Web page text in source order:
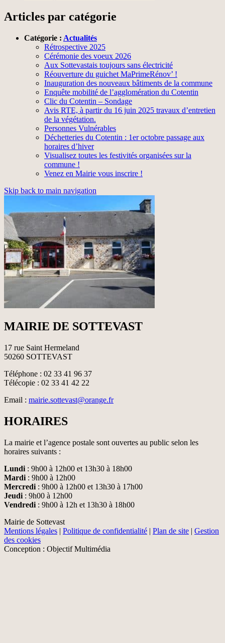
Articles par catégorie
Catégorie : Actualités
Rétrospective 2025
Cérémonie des voeux 2026
Aux Sottevastais toujours sans électricité
Réouverture du guichet MaPrimeRénov’ !
Inauguration des nouveaux bâtiments de la commune
Enquête mobilité de l’agglomération du Cotentin
Clic du Cotentin – Sondage
Avis RTE, à partir du 16 juin 2025 travaux d’entretien
de la végétation.
Personnes Vulnérables
Déchetteries du Cotentin : 1er octobre passage aux
horaires d’hiver
Visualisez toutes les festivités organisées sur la
commune !
Venez en Mairie vous inscrire !
Skip back to main navigation
MAIRIE DE SOTTEVAST
17 rue Saint Hermeland
50260 SOTTEVAST
Téléphone : 02 33 41 96 37
Télécopie : 02 33 41 42 22
Email : mairie.sottevast@orange.fr
HORAIRES
La mairie et l’agence postale sont ouvertes au public selon les
horaires suivants :
Lundi : 9h00 à 12h00 et 13h30 à 18h00
Mardi : 9h00 à 12h00
Mercredi : 9h00 à 12h00 et 13h30 à 17h00
Jeudi : 9h00 à 12h00
Vendredi : 9h00 à 12h et 13h30 à 18h00
Mairie de Sottevast
Mentions légales | Politique de confidentialité | Plan de site | Gestion
des cookies
Conception : Objectif Multimédia